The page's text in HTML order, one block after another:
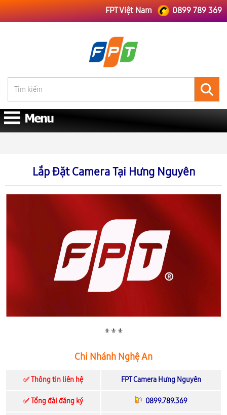
FPT Việt Nam 0899 789 369
Lắp Đặt Camera Tại Hưng Nguyên
⚜️⚜️⚜️
Chi Nhánh Nghệ An
✅ Thông tin liên hệ FPT Camera Hưng Nguyên
✅ Tổng đài đăng ký 0899.789.369